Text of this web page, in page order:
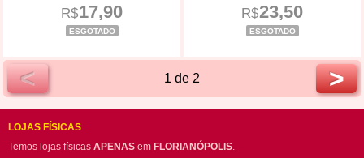
R$17,90
ESGOTADO
R$23,50
ESGOTADO
< 1 de 2 >
LOJAS FÍSICAS
Temos lojas físicas APENAS em FLORIANÓPOLIS